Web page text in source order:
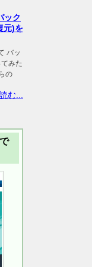
ック
元)を
バッ
みた
の
む...
で